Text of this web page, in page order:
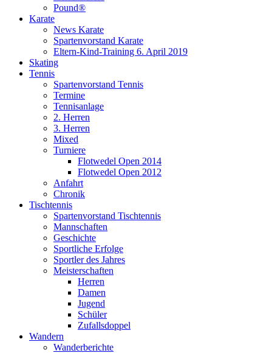
Pound®
Karate
News Karate
Spartenvorstand Karate
Eltern-Kind-Training 6. April 2019
Skating
Tennis
Spartenvorstand Tennis
Termine
Tennisanlage
2. Herren
3. Herren
Mixed
Turniere
Flotwedel Open 2014
Flotwedel Open 2012
Anfahrt
Chronik
Tischtennis
Spartenvorstand Tischtennis
Mannschaften
Geschichte
Sportliche Erfolge
Sportler des Jahres
Meisterschaften
Herren
Damen
Jugend
Schüler
Zufallsdoppel
Wandern
Wanderberichte